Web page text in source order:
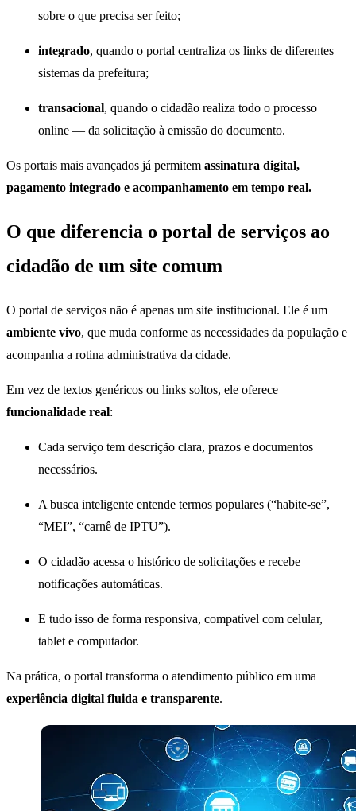
sobre o que precisa ser feito;
integrado, quando o portal centraliza os links de diferentes
sistemas da prefeitura;
transacional, quando o cidadão realiza todo o processo
online — da solicitação à emissão do documento.
Os portais mais avançados já permitem assinatura digital,
pagamento integrado e acompanhamento em tempo real.
O que diferencia o portal de serviços ao
cidadão de um site comum
O portal de serviços não é apenas um site institucional. Ele é um
ambiente vivo, que muda conforme as necessidades da população e
acompanha a rotina administrativa da cidade.
Em vez de textos genéricos ou links soltos, ele oferece
funcionalidade real:
Cada serviço tem descrição clara, prazos e documentos
necessários.
A busca inteligente entende termos populares (“habite-se”,
“MEI”, “carnê de IPTU”).
O cidadão acessa o histórico de solicitações e recebe
notificações automáticas.
E tudo isso de forma responsiva, compatível com celular,
tablet e computador.
Na prática, o portal transforma o atendimento público em uma
experiência digital fluida e transparente.